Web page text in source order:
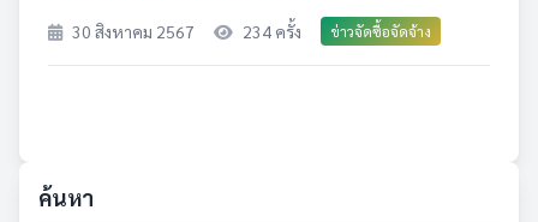
30 สิงหาคม 2567 234 ครั้ง ข่าวจัดซื้อจัดจ้าง
ค้นหา